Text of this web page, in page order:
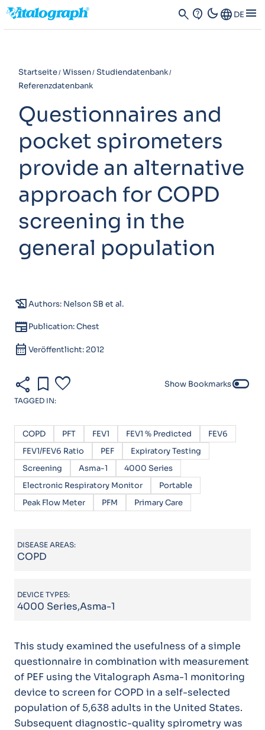
search contact_support dark_modeLanguage DE menu
Startseite Wissen Studiendatenbank
Referenzdatenbank
Questionnaires and
pocket spirometers
provide an alternative
approach for COPD
screening in the
general population
history_eduAuthors: Nelson SB et al.
newspaperPublication: Chest
calendar_month Veröffentlicht: 2012
share bookmark favorite Show Bookmarkstoggle_off
TAGGED IN:
COPD PFT FEV1 FEV1 % Predicted
FEV6
FEV1/FEV6 Ratio
PEF
Expiratory Testing
Screening
Asma-1
4000 Series
Electronic Respiratory Monitor
Portable
Peak Flow Meter
PFM Primary Care
DISEASE AREAS:
COPD
DEVICE TYPES:
4000 Series,Asma-1
This study examined the usefulness of a simple
questionnaire in combination with measurement
of PEF using the Vitalograph Asma-1 monitoring
device to screen for COPD in a self-selected
population of 5,638 adults in the United States.
Subsequent diagnostic-quality spirometry was